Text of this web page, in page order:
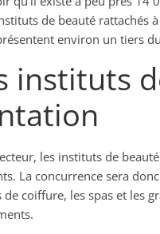
de beauté rattachés
environ un tiers
instituts
les instituts de
La concurrence sera
coiffure, les spas et les